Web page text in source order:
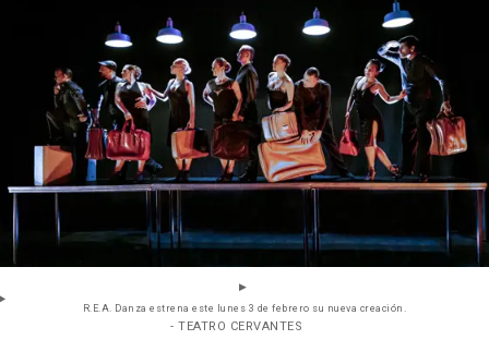
R.E.A. Danza estrena este lunes 3 de febrero su nueva creación.
- TEATRO CERVANTES